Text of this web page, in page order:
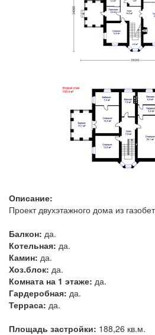
Описание:
Проект двухэтажного дома из
Балкон: да.
Котельная: да.
Камин: да.
Хоз.блок: да.
Комната на 1 этаже: да.
Гардеробная: да.
Терраса: да.
Площадь застройки: 188,26 кв.м.